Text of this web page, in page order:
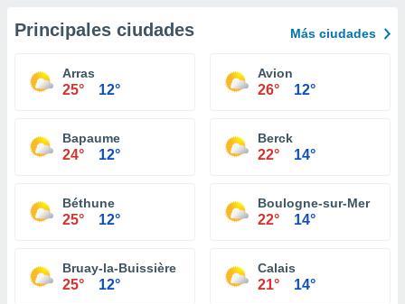
Principales ciudades Más ciudades
Arras
25° 12°
Avion
26° 12°
Bapaume
24° 12°
Berck
22° 14°
Béthune
25° 12°
Boulogne-sur-Mer
22° 14°
Bruay-la-Buissière
25° 12°
Calais
21° 14°